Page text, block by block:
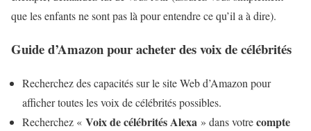
que les enfants ne sont pas là pour entendre ce qu’il a à dire).
Guide d’Amazon pour acheter des voix de célébrités
Recherchez des capacités sur le site Web d’Amazon pour
afficher toutes les voix de célébrités possibles.
Recherchez « Voix de célébrités Alexa » dans votrecompte